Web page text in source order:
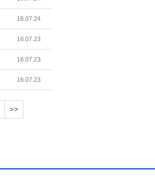
16.07.24
16.07.23
16.07.23
16.07.23
>>